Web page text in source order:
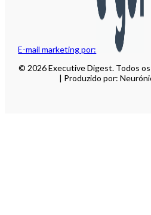
E-mail marketing por:
© 2026 Executive Digest. Todos
| Produzido por: